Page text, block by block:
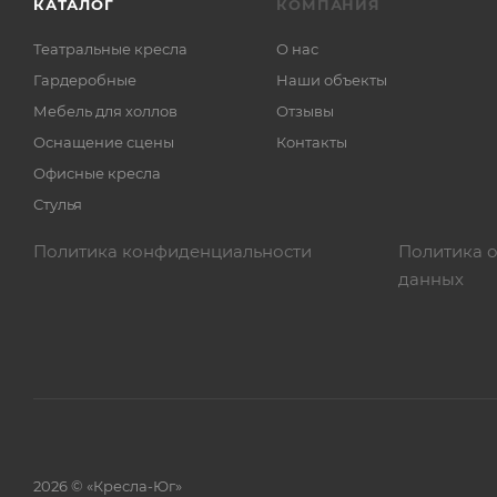
КАТАЛОГ
Театральные кресла
Гардеробные
Мебель для холлов
Оснащение сцены
Офисные кресла
Стулья
КОМПАНИЯ
О нас
Наши объекты
Отзывы
Контакты
Политика конфиденциальности
Политика
данных
2026 © «Кресла-Юг»